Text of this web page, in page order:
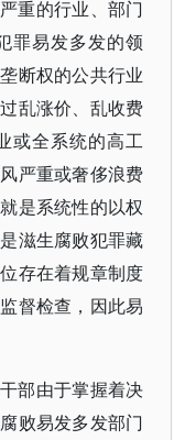
重的行业、部门
罪易发多发的领
断权的公共行业
乱涨价、乱收费
或全系统的高工
严重或奢侈浪费
是系统性的以权
滋生腐败犯罪藏
存在着规章制度
督检查，因此易
部由于掌握着决
败易发多发部门